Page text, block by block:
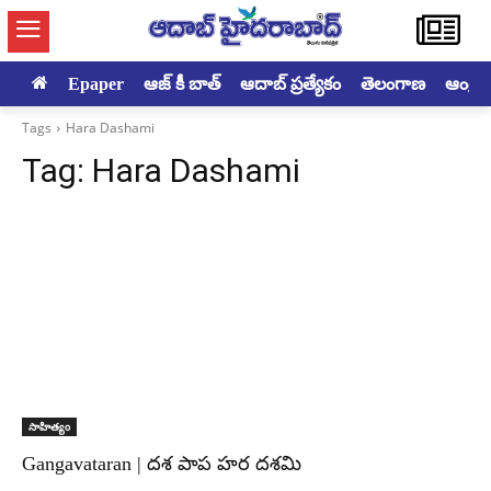
Epaper ఆజ్ కీ బాత్ ఆదాబ్ ప్రత్యేకం తెలంగాణ
Tags Hara Dashami
Tag: Hara Dashami
సాహిత్యం
Gangavataran | దశ పాప హర దశమి